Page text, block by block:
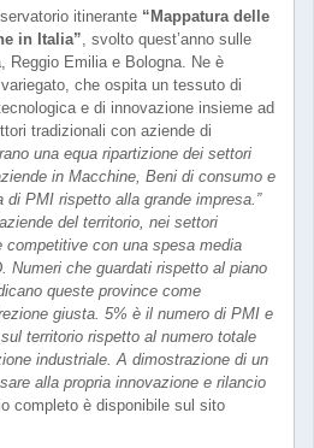
itinerante “Mappatura delle
in Italia”, svolto quest’anno sulle
Reggio Emilia e Bologna. Ne è
che ospita un tessuto di
e di innovazione insieme ad
tradizionali con aziende di
una equa ripartizione dei settori
in Macchine, Beni di consumo e
PMI rispetto alla grande impresa.”
del territorio, nei settori
competitive con una spesa media
Numeri che guardati rispetto al piano
queste province come
giusta. 5% è il numero di PMI e
territorio rispetto al numero totale
industriale. A dimostrazione di un
alla propria innovazione e rilancio
completo è disponibile sul sito